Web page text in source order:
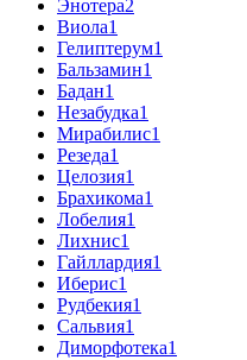
Энотера2
Виола1
Гелиптерум1
Бальзамин1
Бадан1
Незабудка1
Мирабилис1
Резеда1
Целозия1
Брахикома1
Лобелия1
Лихнис1
Гайллардия1
Иберис1
Рудбекия1
Сальвия1
Диморфотека1